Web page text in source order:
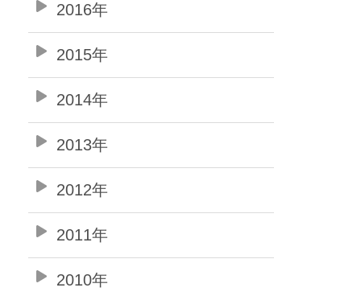
2016年
2015年
2014年
2013年
2012年
2011年
2010年